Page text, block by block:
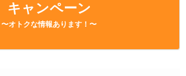
キャンペーン
〜オトクな情報あります！〜